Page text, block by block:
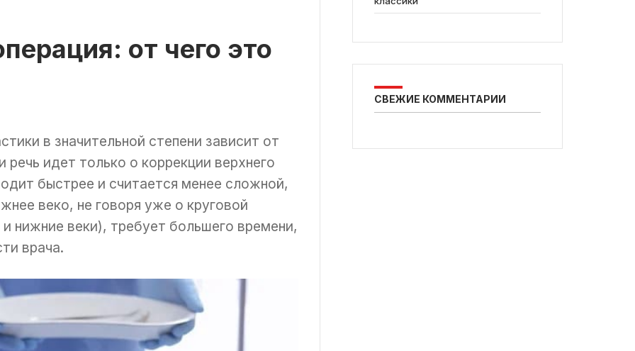
от чего это
в значительной степени зависит от
идет только о коррекции верхнего
быстрее и считается менее сложной,
веко, не говоря уже о круговой
нижние веки), требует большего времени,
врача.
СВЕЖИЕ КОММЕНТАРИИ